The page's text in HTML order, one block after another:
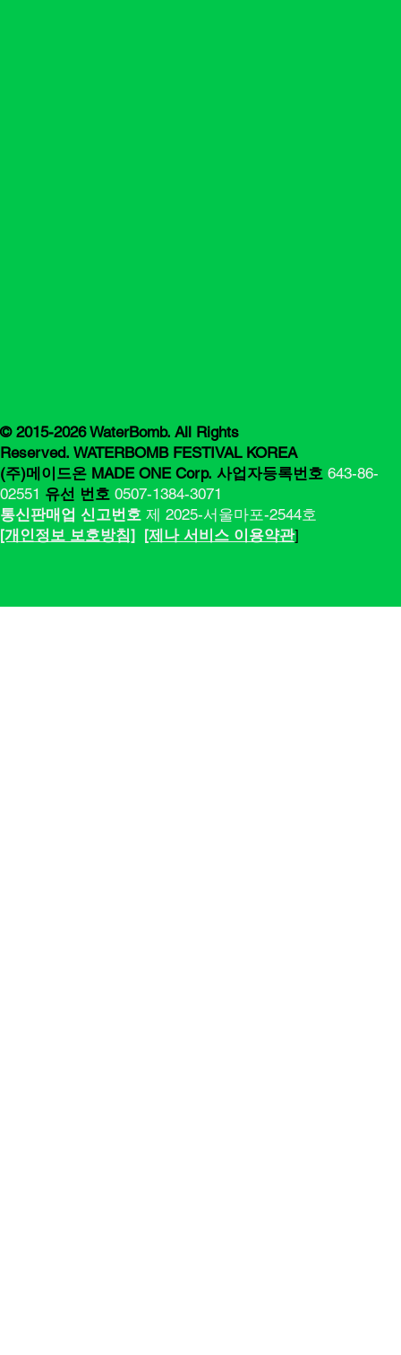
© 2015-2026 WaterBomb. All Rights
Reserved. WATERBOMB FESTIVAL KOREA
(주)메이드온 MADE ONE Corp. 사업자등록번호 643-86-
02551 유선 번호 0507-1384-3071
통신판매업 신고번호 제 2025-서울마포-2544호
[​​개인정보 보호방침] [제나 서비스 이용약관]